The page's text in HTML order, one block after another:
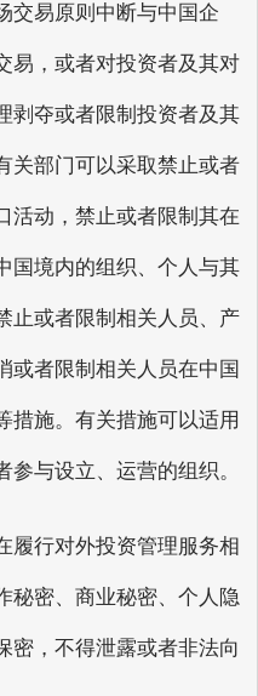
交易原则中断与中国企
易，或者对投资者及其对
剥夺或者限制投资者及其
关部门可以采取禁止或者
活动，禁止或者限制其在
国境内的组织、个人与其
止或者限制相关人员、产
或者限制相关人员在中国
措施。有关措施可以适用
与设立、运营的组织。
行对外投资管理服务相
秘密、商业秘密、个人隐
密，不得泄露或者非法向